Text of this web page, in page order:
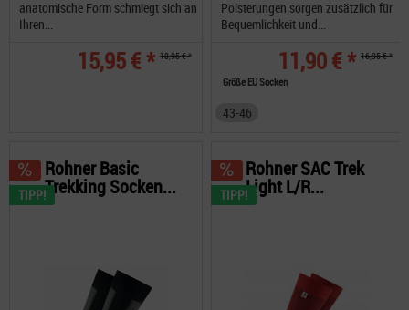
anatomische Form schmiegt sich an
Ihren...
15,95 € * 18,95 € *
Polsterungen sorgen zusätzlich für
Bequemlichkeit und...
11,90 € * 16,95 € *
Größe EU Socken
43-46
TIPP!
Rohner Basic
Trekking Socken... TIPP!
Rohner SAC Trek
Light L/R...